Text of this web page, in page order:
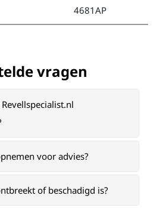
4681AP
vragen
voor advies?
of beschadigd is?